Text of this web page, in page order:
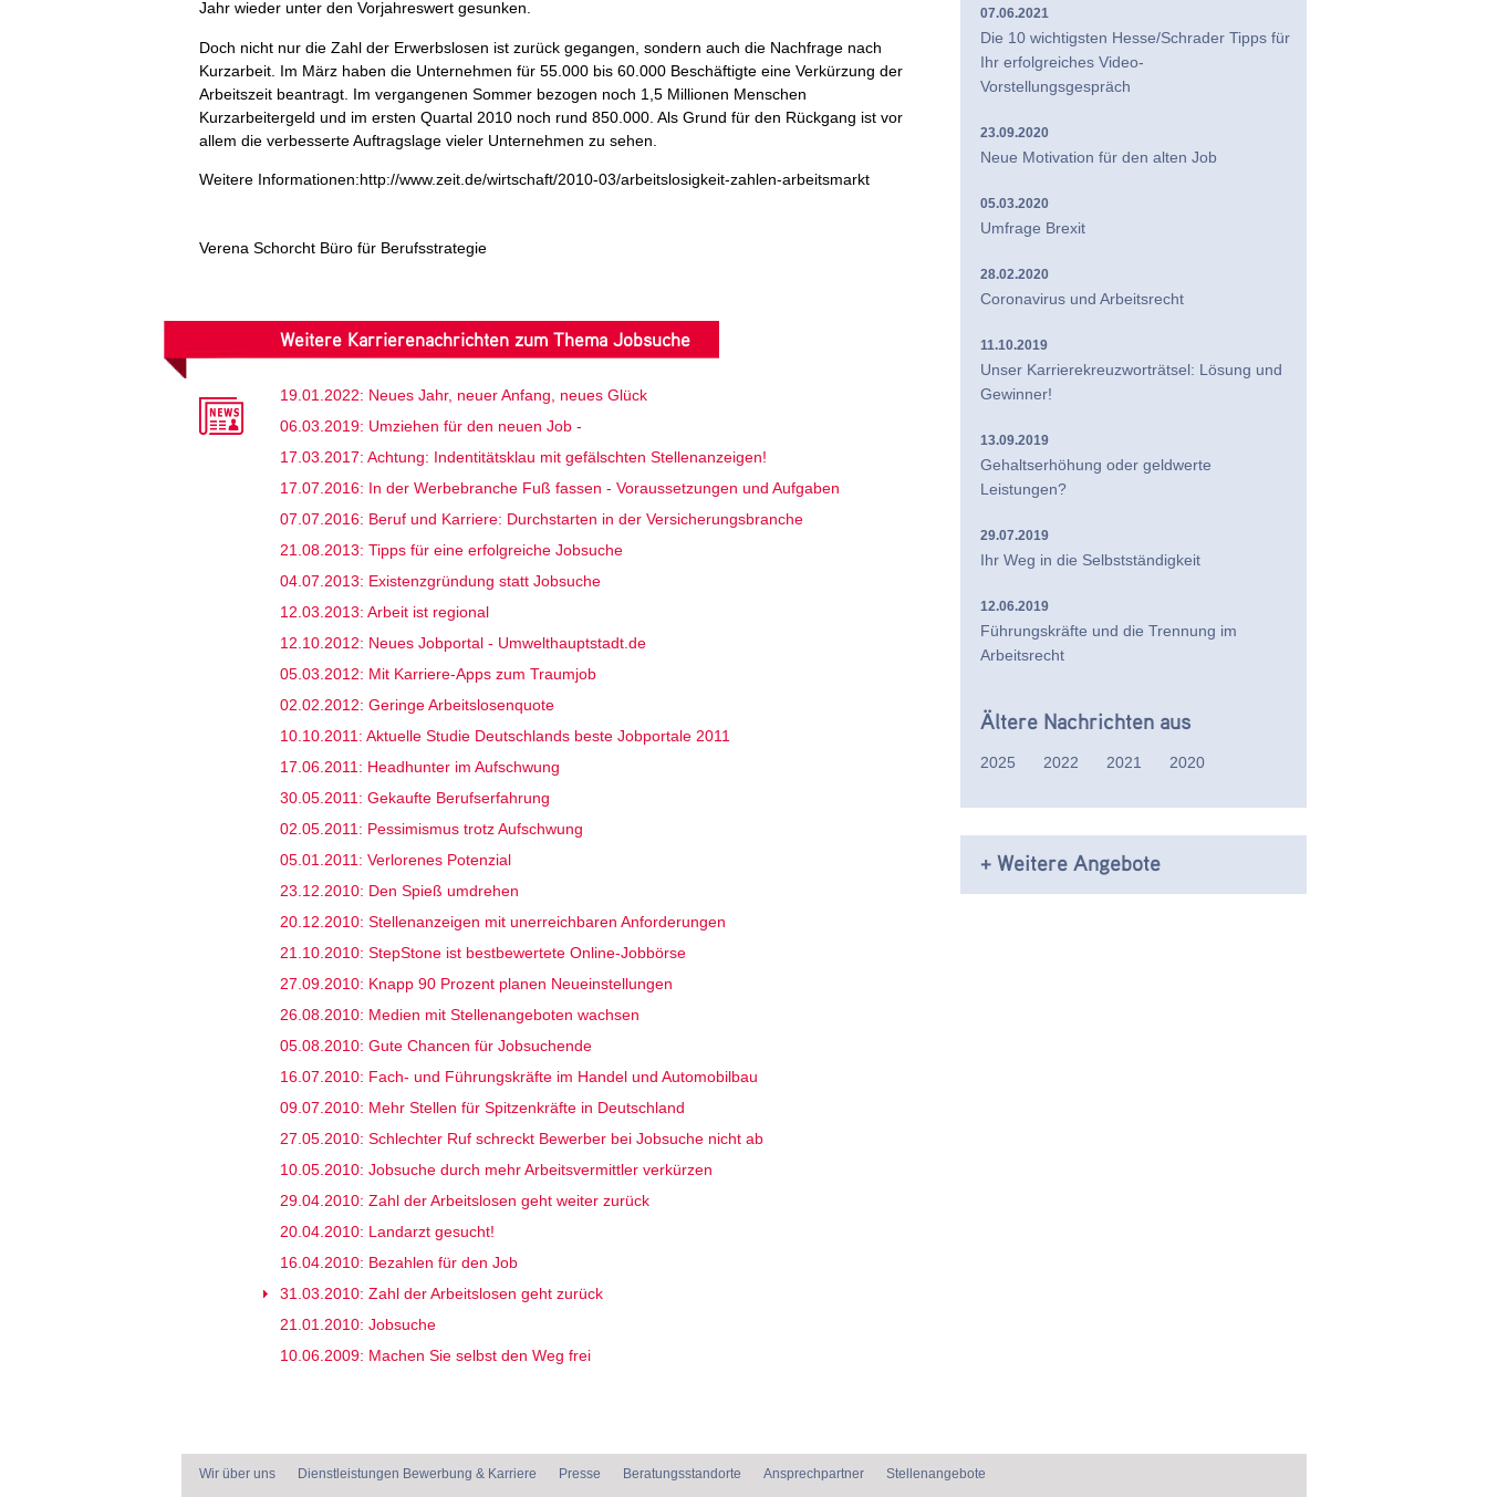
Jahr wieder unter den Vorjahreswert gesunken.
Doch nicht nur die Zahl der Erwerbslosen ist zurück gegangen, sondern auch die Nachfrage nach
Kurzarbeit. Im März haben die Unternehmen für 55.000 bis 60.000 Beschäftigte eine Verkürzung der
Arbeitszeit beantragt. Im vergangenen Sommer bezogen noch 1,5 Millionen Menschen
Kurzarbeitergeld und im ersten Quartal 2010 noch rund 850.000. Als Grund für den Rückgang ist vor
allem die verbesserte Auftragslage vieler Unternehmen zu sehen.
Weitere Informationen:http://www.zeit.de/wirtschaft/2010-03/arbeitslosigkeit-zahlen-arbeitsmarkt
Verena Schorcht Büro für Berufsstrategie
Weitere Karrierenachrichten zum Thema Jobsuche
19.01.2022: Neues Jahr, neuer Anfang, neues Glück
06.03.2019: Umziehen für den neuen Job -
17.03.2017: Achtung: Indentitätsklau mit gefälschten Stellenanzeigen!
17.07.2016: In der Werbebranche Fuß fassen - Voraussetzungen und Aufgaben
07.07.2016: Beruf und Karriere: Durchstarten in der Versicherungsbranche
21.08.2013: Tipps für eine erfolgreiche Jobsuche
04.07.2013: Existenzgründung statt Jobsuche
12.03.2013: Arbeit ist regional
12.10.2012: Neues Jobportal - Umwelthauptstadt.de
05.03.2012: Mit Karriere-Apps zum Traumjob
02.02.2012: Geringe Arbeitslosenquote
10.10.2011: Aktuelle Studie Deutschlands beste Jobportale 2011
17.06.2011: Headhunter im Aufschwung
30.05.2011: Gekaufte Berufserfahrung
02.05.2011: Pessimismus trotz Aufschwung
05.01.2011: Verlorenes Potenzial
23.12.2010: Den Spieß umdrehen
20.12.2010: Stellenanzeigen mit unerreichbaren Anforderungen
21.10.2010: StepStone ist bestbewertete Online-Jobbörse
27.09.2010: Knapp 90 Prozent planen Neueinstellungen
26.08.2010: Medien mit Stellenangeboten wachsen
05.08.2010: Gute Chancen für Jobsuchende
16.07.2010: Fach- und Führungskräfte im Handel und Automobilbau
09.07.2010: Mehr Stellen für Spitzenkräfte in Deutschland
27.05.2010: Schlechter Ruf schreckt Bewerber bei Jobsuche nicht ab
10.05.2010: Jobsuche durch mehr Arbeitsvermittler verkürzen
29.04.2010: Zahl der Arbeitslosen geht weiter zurück
20.04.2010: Landarzt gesucht!
16.04.2010: Bezahlen für den Job
31.03.2010: Zahl der Arbeitslosen geht zurück
21.01.2010: Jobsuche
10.06.2009: Machen Sie selbst den Weg frei
07.06.2021
Die 10 wichtigsten Hesse/Schrader Tipps für
Ihr erfolgreiches Video-
Vorstellungsgespräch
23.09.2020
Neue Motivation für den alten Job
05.03.2020
Umfrage Brexit
28.02.2020
Coronavirus und Arbeitsrecht
11.10.2019
Unser Karrierekreuzworträtsel: Lösung und
Gewinner!
13.09.2019
Gehaltserhöhung oder geldwerte
Leistungen?
29.07.2019
Ihr Weg in die Selbstständigkeit
12.06.2019
Führungskräfte und die Trennung im
Arbeitsrecht
Ältere Nachrichten aus
2025 2022 2021 2020
+ Weitere Angebote
Wir über uns Dienstleistungen Bewerbung & Karriere Presse Beratungsstandorte Ansprechpartner Stellenangebote